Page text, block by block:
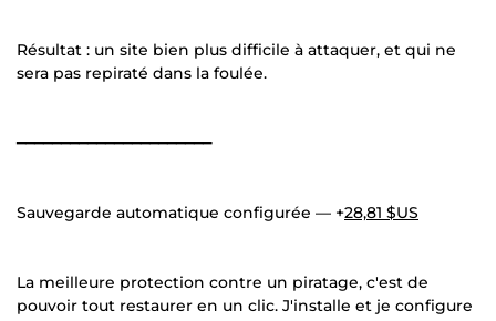
Résultat : un site bien plus difficile à attaquer, et qui ne
sera pas repiraté dans la foulée.
━━━━━━━━━━━━━━━━━━━━━━
Sauvegarde automatique configurée — +28,81 $US
La meilleure protection contre un piratage, c'est de
pouvoir tout restaurer en un clic. J'installe et je configure